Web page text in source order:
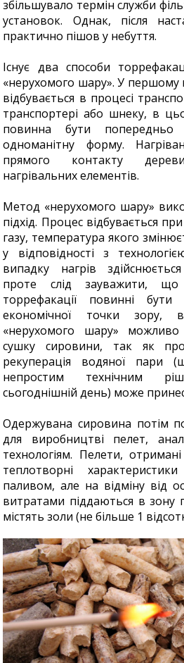
збільшувало термін служби
установок. Однак, після
практично пішов у небуття.
Існує два способи
«нерухомого шару». У першому
відбувається в процесі
транспортері або шнеку, в
повинна бути
одноманітну форму.
прямого контакту
нагрівальних елементів.
Метод «нерухомого шару»
підхід. Процес відбувається
газу, температура якого
у відповідності з
випадку нагрів
проте слід зауважити,
торрефакації повинні
економічної точки зору,
«нерухомого шару»
сушку сировини, так як
рекуперація водяної
непростим технічним
сьогоднішній день) може
Одержувана сировина потім
для виробництві пелет,
технологіям. Пелети,
теплотворні
паливом, але на відміну від
витратами піддаються в зону
містять золи (не більше 1